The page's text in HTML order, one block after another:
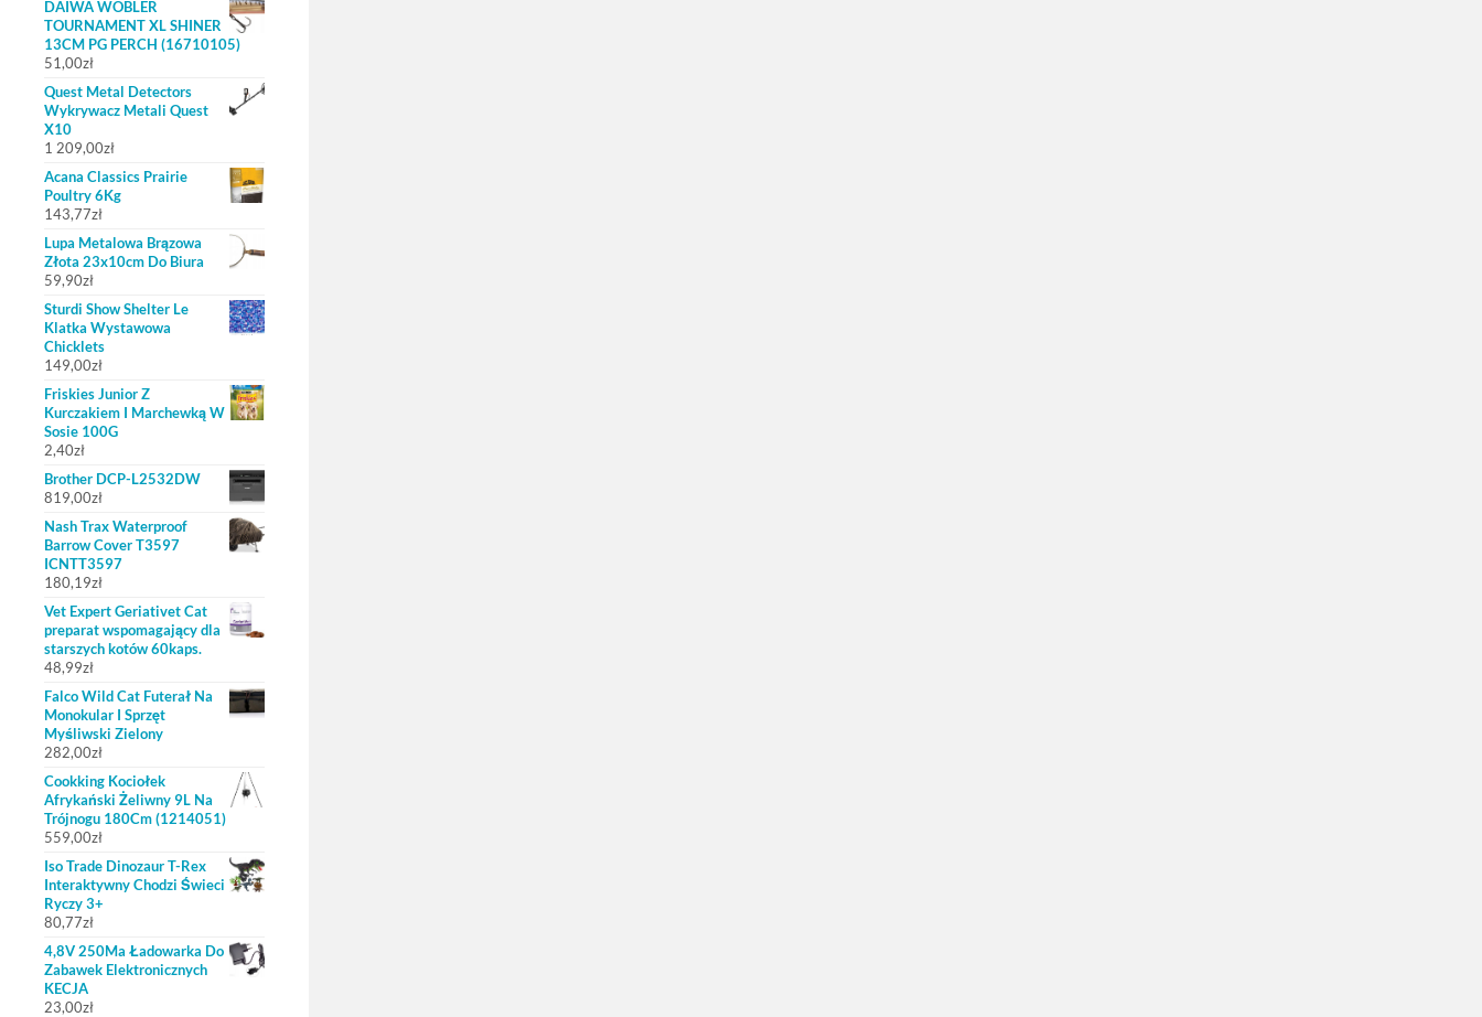
DAIWA WOBLER
TOURNAMENT XL SHINER
13CM PG PERCH (16710105)
51,00zł
Quest Metal Detectors
Wykrywacz Metali Quest
X10
1 209,00zł
Acana Classics Prairie
Poultry 6Kg
143,77zł
Lupa Metalowa Brązowa
Złota 23x10cm Do Biura
59,90zł
Sturdi Show Shelter Le
Klatka Wystawowa
Chicklets
149,00zł
Friskies Junior Z
Kurczakiem I Marchewką W
Sosie 100G
2,40zł
Brother DCP-L2532DW
819,00zł
Nash Trax Waterproof
Barrow Cover T3597
ICNTT3597
180,19zł
Vet Expert Geriativet Cat
preparat wspomagający dla
starszych kotów 60kaps.
48,99zł
Falco Wild Cat Futerał Na
Monokular I Sprzęt
Myśliwski Zielony
282,00zł
Cookking Kociołek
Afrykański Żeliwny 9L Na
Trójnogu 180Cm (1214051)
559,00zł
Iso Trade Dinozaur T-Rex
Interaktywny Chodzi Świeci
Ryczy 3+
80,77zł
4,8V 250Ma Ładowarka Do
Zabawek Elektronicznych
KECJA
23,00zł